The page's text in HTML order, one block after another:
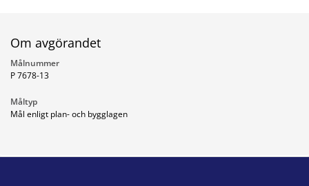
Om avgörandet
Målnummer
P 7678-13
Måltyp
Mål enligt plan- och bygglagen